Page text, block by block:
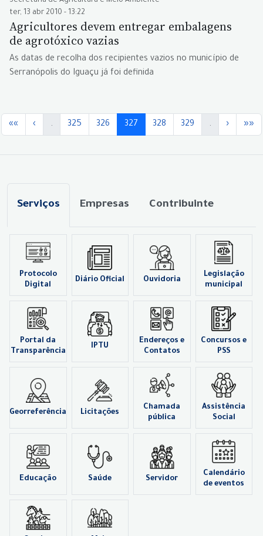
ter, 13 abr 2010 - 13:22
Agricultores devem entregar embalagens
de agrotóxico vazias
As datas de recolha dos recipientes vazios no município de
Serranópolis do Iguaçu já foi definida
«« ‹ . 325 326 327 328 329 . › »»
Serviços Empresas Contribuinte
Protocolo
Digital
Diário Oficial Ouvidoria
Legislação
municipal
Portal da
Transparência
IPTU
Endereços e
Contatos
Concursos e
PSS
Georreferência Licitações
Chamada
pública
Assistência
Social
Educação Saúde Servidor
Calendário
de eventos